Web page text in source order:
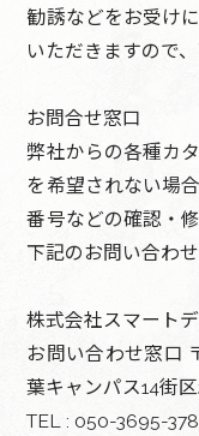
勧誘などをお受け
いただきますので
お問合せ窓口
弊社からの各種カ
を希望されない場
番号などの確認・
下記のお問い合わ
株式会社スマート
お問い合わせ窓口
葉キャンパス14街
TEL : 050-3695-